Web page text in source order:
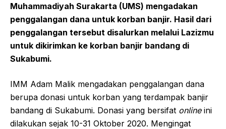
Muhammadiyah Surakarta (UMS) mengadakan
penggalangan dana untuk korban banjir. Hasil dari
penggalangan tersebut disalurkan melalui Lazizmu
untuk dikirimkan ke korban banjir bandang di
Sukabumi.
IMM Adam Malik mengadakan penggalangan dana
berupa donasi untuk korban yang terdampak banjir
bandang di Sukabumi. Donasi yang bersifat online ini
dilakukan sejak 10-31 Oktober 2020. Mengingat